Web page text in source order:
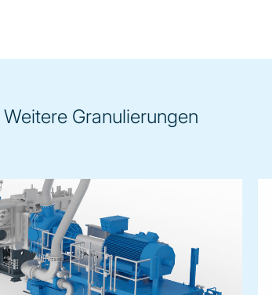
Weitere Granulierungen